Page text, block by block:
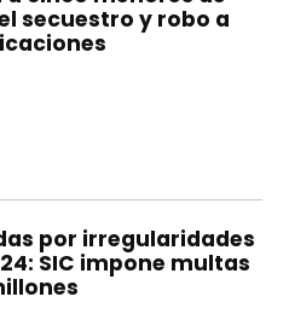
secuestro y robo a
por irregularidades
SIC impone multas